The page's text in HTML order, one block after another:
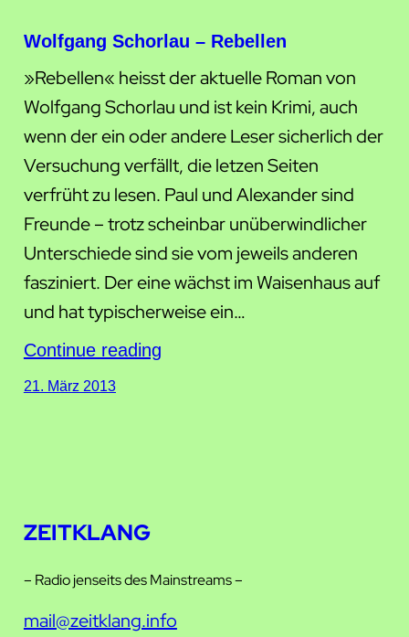
Wolfgang Schorlau – Rebellen
»Rebellen« heisst der aktuelle Roman von
Wolfgang Schorlau und ist kein Krimi, auch
wenn der ein oder andere Leser sicherlich der
Versuchung verfällt, die letzen Seiten
verfrüht zu lesen. Paul und Alexander sind
Freunde – trotz scheinbar unüberwindlicher
Unterschiede sind sie vom jeweils anderen
fasziniert. Der eine wächst im Waisenhaus auf
und hat typischerweise ein…
Continue reading
21. März 2013
ZEITKLANG
– Radio jenseits des Mainstreams –
mail@zeitklang.info